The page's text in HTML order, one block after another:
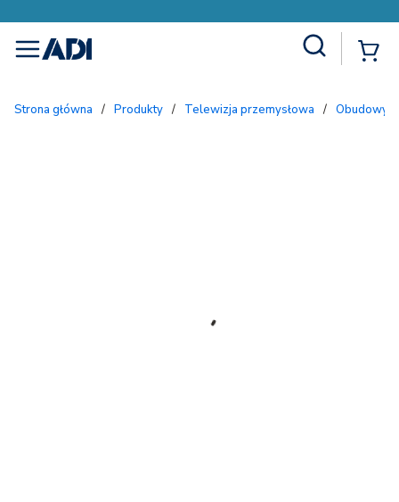
menu
Strona główna / Produkty / Telewizja przemysłowa / Obudowy